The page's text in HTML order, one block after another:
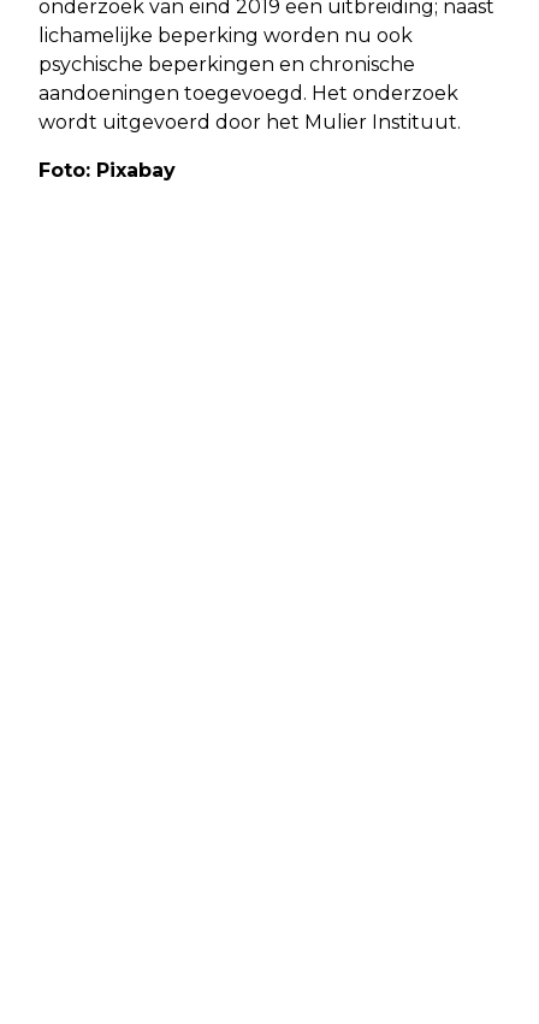
onderzoek van eind 2019 een uitbreiding; naast
lichamelijke beperking worden nu ook
psychische beperkingen en chronische
aandoeningen toegevoegd. Het onderzoek
wordt uitgevoerd door het Mulier Instituut.
Foto: Pixabay